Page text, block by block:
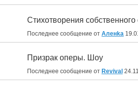
Стихотворения
Последнее сообщение от Аленka
Призрак оперы. Шоу
Последнее сообщение от Revival